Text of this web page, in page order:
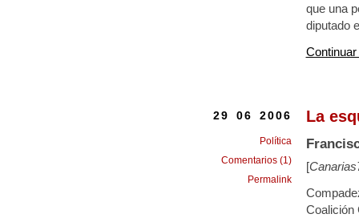
que una
diputado
La
[
Coalición
29 06 2006
Política
Comentarios (1)
Permalink